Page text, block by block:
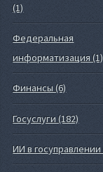
(1)
Федеральная
информатизация (1)
Финансы (6)
Госуслуги (182)
ИИ в госуправлении